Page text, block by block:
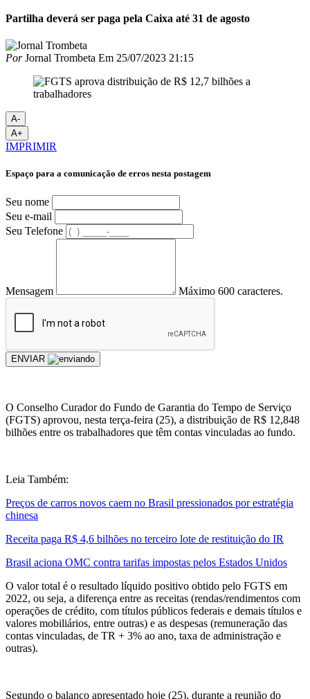
Partilha deverá ser paga pela Caixa até 31 de agosto
PorJornal Trombeta Em 25/07/2023 21:15
A-
A+
IMPRIMIR
Espaço para a comunicação de erros nesta postagem
Seu nome
Seu e-mail
Seu Telefone
Mensagem Máximo 600 caracteres.
ENVIAR
O Conselho Curador do Fundo de Garantia do Tempo de Serviço
(FGTS) aprovou, nesta terça-feira (25), a distribuição de R$ 12,848
bilhões entre os trabalhadores que têm contas vinculadas ao fundo.
Leia Também:
Preços de carros novos caem no Brasil pressionados por estratégia
chinesa
Receita paga R$ 4,6 bilhões no terceiro lote de restituição do IR
Brasil aciona OMC contra tarifas impostas pelos Estados Unidos
O valor total é o resultado líquido positivo obtido pelo FGTS em
2022, ou seja, a diferença entre as receitas (rendas/rendimentos com
operações de crédito, com títulos públicos federais e demais títulos e
valores mobiliários, entre outras) e as despesas (remuneração das
contas vinculadas, de TR + 3% ao ano, taxa de administração e
outras).
Segundo o balanço apresentado hoje (25), durante a reunião do